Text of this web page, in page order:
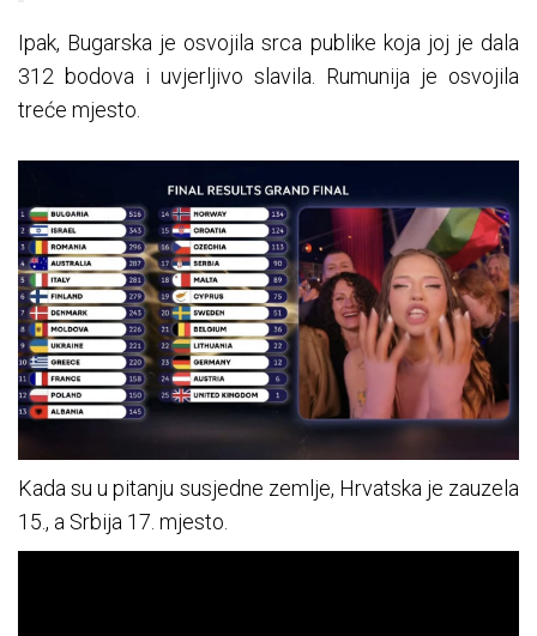
Ipak, Bugarska je osvojila srca publike koja joj je dala
312 bodova i uvjerljivo slavila. Rumunija je osvojila
treće mjesto.
Kada su u pitanju susjedne zemlje, Hrvatska je zauzela
15., a Srbija 17. mjesto.